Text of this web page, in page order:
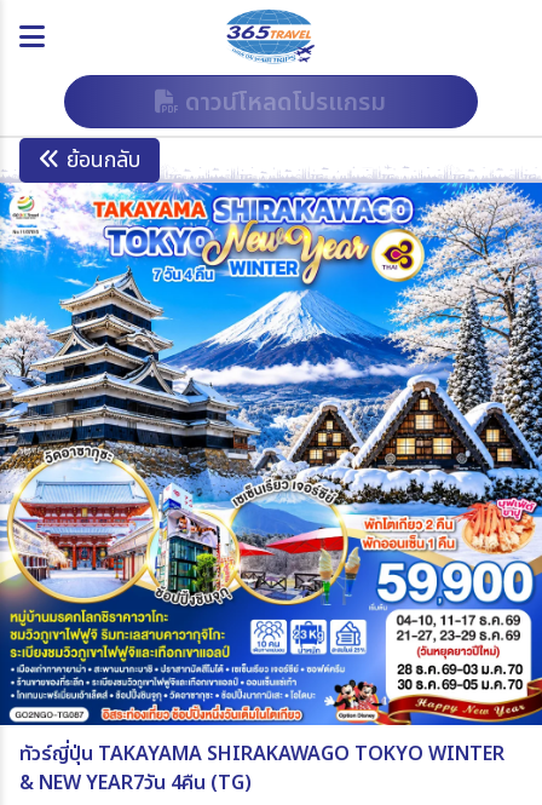
ดาวน์โหลดโปรแกรม
ย้อนกลับ
ทัวร์ญี่ปุ่น TAKAYAMA SHIRAKAWAGO TOKYO WINTER
& NEW YEAR7วัน 4คืน (TG)